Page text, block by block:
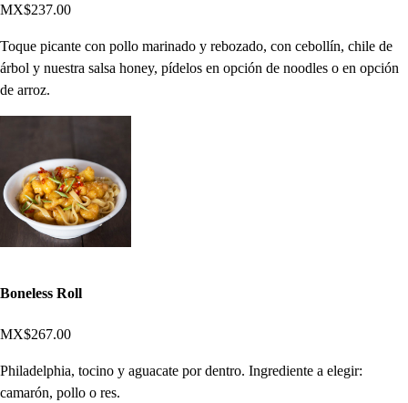
MX$237.00
Toque picante con pollo marinado y rebozado, con cebollín, chile de
árbol y nuestra salsa honey, pídelos en opción de noodles o en opción
de arroz.
Boneless Roll
MX$267.00
Philadelphia, tocino y aguacate por dentro. Ingrediente a elegir:
camarón, pollo o res.